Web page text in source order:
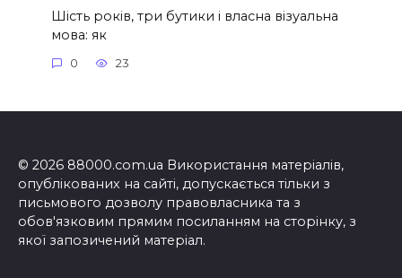
Шість років, три бутики і власна візуальна
мова: як
0 23
© 2026 88000.com.ua Використання матеріалів,
опублікованих на сайті, допускається тільки з
письмового дозволу правовласника та з
обов'язковим прямим посиланням на сторінку, з
якої запозичений матеріал.